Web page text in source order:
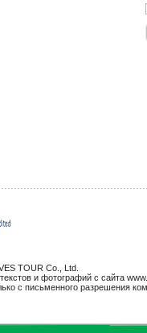
TOUR Co., Ltd.
и фотографий с сайта
с письменного разрешения